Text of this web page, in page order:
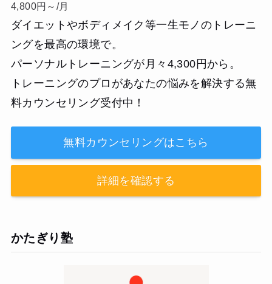
4,800円～/月
ダイエットやボディメイク等一生モノのトレーニ
ングを最高の環境で。
パーソナルトレーニングが月々4,300円から。
トレーニングのプロがあなたの悩みを解決する無
料カウンセリング受付中！
無料カウンセリングはこちら
詳細を確認する
かたぎり塾